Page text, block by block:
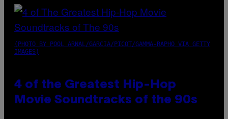
(PHOTO BY POOL ARNAL/GARCIA/PICOT/GAMMA-RAPHO VIA GETTY
IMAGES)
4 of the Greatest Hip-Hop
Movie Soundtracks of the 90s